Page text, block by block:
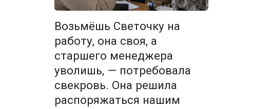
Возьмёшь Светочку на
работу, она своя, а
старшего менеджера
уволишь, — потребовала
свекровь. Она решила
распоряжаться нашим